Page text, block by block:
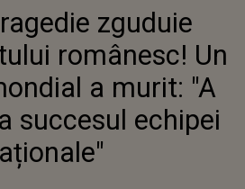
LUMEA SPORTULUI ROMÂNESC!
UN CAMPION MONDIAL A MURIT:
"A CONTRIBUIT LA SUCCESUL
ECHIPEI NAȚIONALE"
zguduie
românesc! Un
a murit: "A
succesul echipei